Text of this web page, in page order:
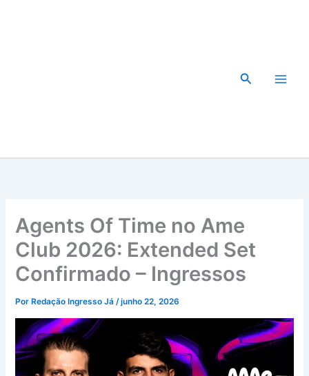
Pesquisar
Agents Of Time no Ame
Club 2026: Extended Set
Confirmado – Ingressos
Por Redação Ingresso Já/junho 22, 2026